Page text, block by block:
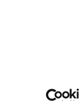
©2026